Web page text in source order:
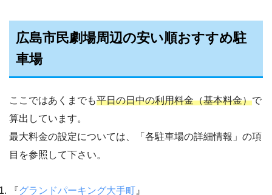
広島市民劇場周辺の安い順おすすめ駐
車場
ここではあくまでも平日の日中の利用料金（基本料金）で
算出しています。
最大料金の設定については、「各駐車場の詳細情報」の項
目を参照して下さい。
『グランドパーキング大手町 』